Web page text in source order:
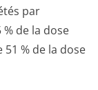
par
de la dose
% de la dose